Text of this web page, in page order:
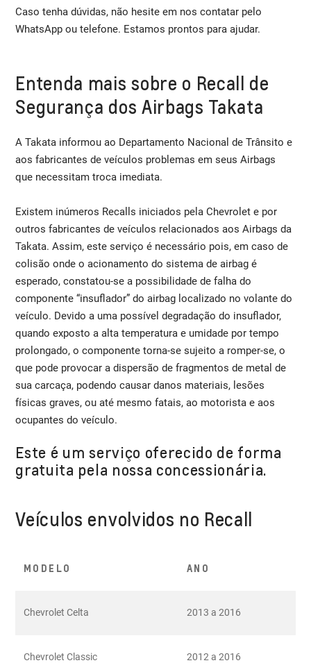
Caso tenha dúvidas, não hesite em nos contatar pelo
WhatsApp ou telefone. Estamos prontos para ajudar.
Entenda mais sobre o Recall de
Segurança dos Airbags Takata
A Takata informou ao Departamento Nacional de Trânsito e
aos fabricantes de veículos problemas em seus Airbags
que necessitam troca imediata.
Existem inúmeros Recalls iniciados pela Chevrolet e por
outros fabricantes de veículos relacionados aos Airbags da
Takata. Assim, este serviço é necessário pois, em caso de
colisão onde o acionamento do sistema de airbag é
esperado, constatou-se a possibilidade de falha do
componente “insuflador” do airbag localizado no volante do
veículo. Devido a uma possível degradação do insuflador,
quando exposto a alta temperatura e umidade por tempo
prolongado, o componente torna-se sujeito a romper-se, o
que pode provocar a dispersão de fragmentos de metal de
sua carcaça, podendo causar danos materiais, lesões
físicas graves, ou até mesmo fatais, ao motorista e aos
ocupantes do veículo.
Este é um serviço oferecido de forma
gratuita pela nossa concessionária.
Veículos envolvidos no Recall
MODELO ANO
Chevrolet Celta 2013 a 2016
Chevrolet Classic 2012 a 2016